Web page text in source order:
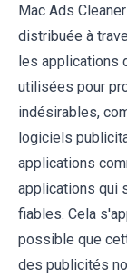
Mac Ads
distribuée à
les applications
utilisées pour
indésirables,
logiciels
applications
applications qui
fiables. Cela
possible que
des publicités